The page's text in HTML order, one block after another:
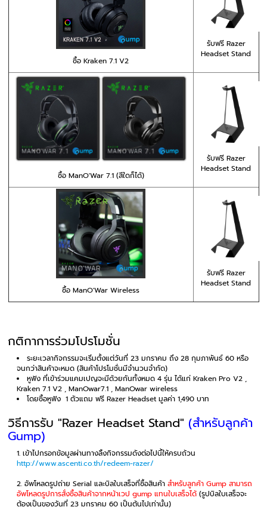
ซื้อ Kraken 7.1 V2
รับฟรี Razer
Headset Stand
ซื้อ ManO'War 7.1 (สีใดก็ได้)
รับฟรี Razer
Headset Stand
ซื้อ ManO'War Wireless
รับฟรี Razer
Headset Stand
กติกาการร่วมโปรโมชั่น
ระยะเวลากิจกรรมจะเริ่มตั้งแต่วันที่ 23 มกราคม ถึง 28 กุมภาพันธ์ 60 หรือ
จนกว่าสินค้าจะหมด (สินค้าโปรโมชั่นมีจำนวนจำกัด)
หูฟัง ที่เข้าร่วมแคมเปญจะมีด้วยกันทั้งหมด 4 รุ่น ได้แก่ Kraken Pro V2 ,
Kraken 7.1 V2 , ManOwar7.1 , ManOwar wireless
โดยซื้อหูฟัง 1 ตัวแถม ฟรี Razer Headset มูลค่า 1,490 บาท
วิธีการรับ "Razer Headset Stand" (สำหรับลูกค้า
Gump)
เข้าไปกรอกข้อมูลผ่านทางลิ้งกิจกรรมดังต่อไปนี้ให้ครบถ้วน
http://www.ascenti.co.th/redeem-razer/
อัพโหลดรูปถ่าย Serial และบิลใบเสร็จที่ซื้อสินค้าสำหรับลูกค้า Gump สามารถ
อัพโหลดรูปการสั่งซื้อสินค้าจากหน้าเวป gump แทนใบเสร็จได้(รูปบิลใบเสร็จจะ
ต้องเป็นของวันที่ 23 มกราคม 60 เป็นต้นไปเท่านั้น)